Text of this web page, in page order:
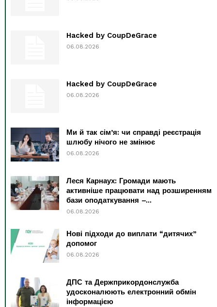
Hacked by CoupDeGrace
06.08.2026
Hacked by CoupDeGrace
06.08.2026
Ми й так сім’я: чи справді реєстрація
шлюбу нічого не змінює
06.08.2026
Леся Карнаух: Громади мають
активніше працювати над розширенням
бази оподаткування –...
06.08.2026
Нові підходи до виплати “дитячих”
допомог
06.08.2026
ДПС та Держприкордонслужба
удосконалюють електронний обмін
інформацією